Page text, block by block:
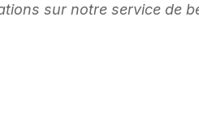
sur notre service de